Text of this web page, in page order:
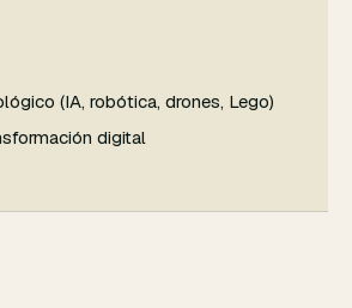
(IA, robótica, drones, Lego)
digital